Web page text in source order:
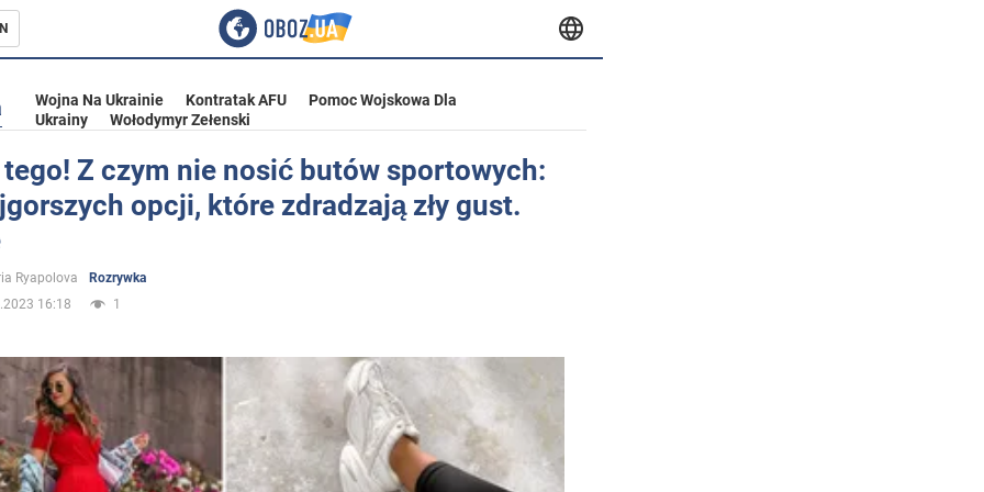
Ukrainie
Wojna Na Ukrainie Kontratak AFU
Pomoc Wojskowa Dla
Ukrainy
Wołodymyr Zełenski
tego! Z czym nie nosić butów sportowych:
opcji, które zdradzają zły gust.
Ryapolova
Rozrywka
16:18
1